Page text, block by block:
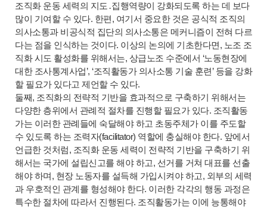
조직화 운동 세력의 지도․집행역량이 강화되도록 하는 데 보다
많이 기여할 수 있다. 한편, 여기서 중요한 것은 공식적 조직의
의사소통과 비공식적 집단의 의사소통은 메커니즘이 전혀 다르
다는 점을 인식하는 것이다. 이상의 논의에 기초한다면, 노조 조
직화 시도 활성화를 위해서는, 상급노조 수준에서 ‘노동현장에
대한 조사통계사업’, ‘조직활동가 의사소통 기술 훈련’ 등을 강화
할 필요가 있다고 제언할 수 있다.
둘째, 조직화의 전략적 기반을 효과적으로 구축하기 위해서는
다양한 층위에서 관례적 절차를 진행할 필요가 있다. 조직활동
가는 이러한 관례들에 숙달해야 하고 초동주체가 이를 주도할
수 있도록 하는 조력자(facilitator) 역할에 충실해야 한다. 앞에서
언급한 것처럼, 조직화 운동 세력이 전략적 기반을 구축하기 위
해서는 국가에 설립신고를 해야 하고, 선거를 거쳐 대표를 선출
해야 하며, 현장 노동자를 설득해 가입시켜야 하고, 외부의 세력
과 우호적인 관계를 형성해야 한다. 이러한 각각의 행동 과정은
특수한 절차에 따라서 진행된다. 조직활동가는 이에 능통해야